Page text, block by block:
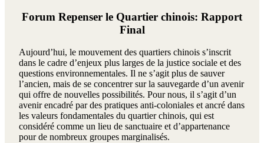
Forum Repenser le Quartier chinois: Rapport
Final
Aujourd’hui, le mouvement des quartiers chinois s’inscrit
dans le cadre d’enjeux plus larges de la justice sociale et des
questions environnementales. Il ne s’agit plus de sauver
l’ancien, mais de se concentrer sur la sauvegarde d’un avenir
qui offre de nouvelles possibilités. Pour nous, il s’agit d’un
avenir encadré par des pratiques anti-coloniales et ancré dans
les valeurs fondamentales du quartier chinois, qui est
considéré comme un lieu de sanctuaire et d’appartenance
pour de nombreux groupes marginalisés.